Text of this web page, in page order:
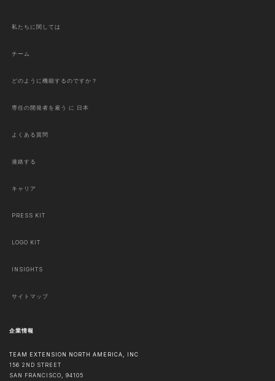
私たちに関しては
チーム
どのように機能するのですか？
専任の開発者を雇う に 日本
よくある質問
連絡する
キャリア
PRESS KIT
LOGO KIT
INSIGHTS
サイトマップ
企業情報
TEAM EXTENSION NORTH AMERICA, INC
156 2ND STREET
SAN FRANCISCO, 94105